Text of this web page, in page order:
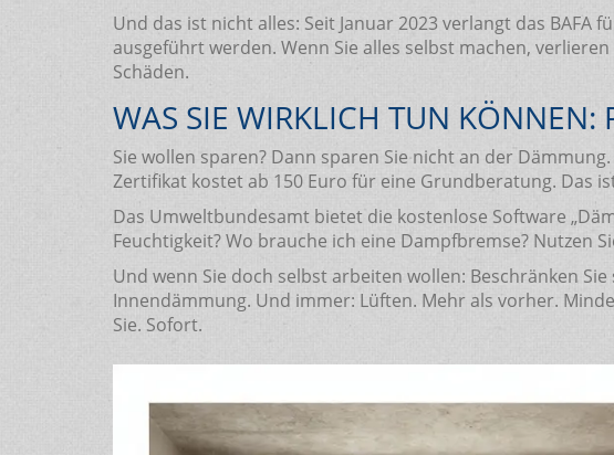
Und das ist nicht alles: Seit Januar 2023 verlangt das
ausgeführt werden. Wenn Sie alles selbst machen,
Schäden.
WAS SIE WIRKLICH TUN
Sie wollen sparen? Dann sparen Sie nicht an der
Zertifikat kostet ab 150 Euro für eine Grundberatung. Das
Das Umweltbundesamt bietet die kostenlose Software
Feuchtigkeit? Wo brauche ich eine Dampfbremse? Nutzen
Und wenn Sie doch selbst arbeiten wollen: Beschränken
Innendämmung. Und immer: Lüften. Mehr als vorher.
Sie. Sofort.